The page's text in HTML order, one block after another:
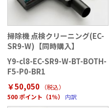
掃除機 点検クリーニング(EC-
SR9-W)【同時購入】
Y9-cl8-EC-SR9-W-BT-BOTH-
F5-P0-BR1
￥50,050
（税込）
500 ポイント（1％）
内訳